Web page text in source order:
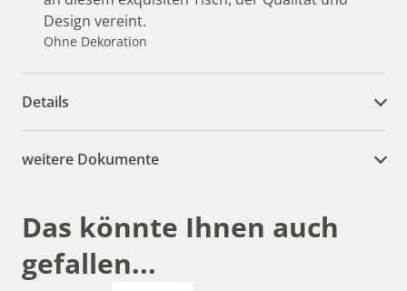
Design vereint.
Ohne Dekoration
Details
weitere Dokumente
Das könnte Ihnen auch
gefallen...